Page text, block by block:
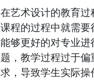
在艺术设计的教育
课程的过程中就需
能够更好的对专业
题，教学过程过于
求，导致学生实际